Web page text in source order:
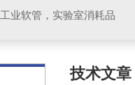
工业软管，实验室消耗品
技术文章